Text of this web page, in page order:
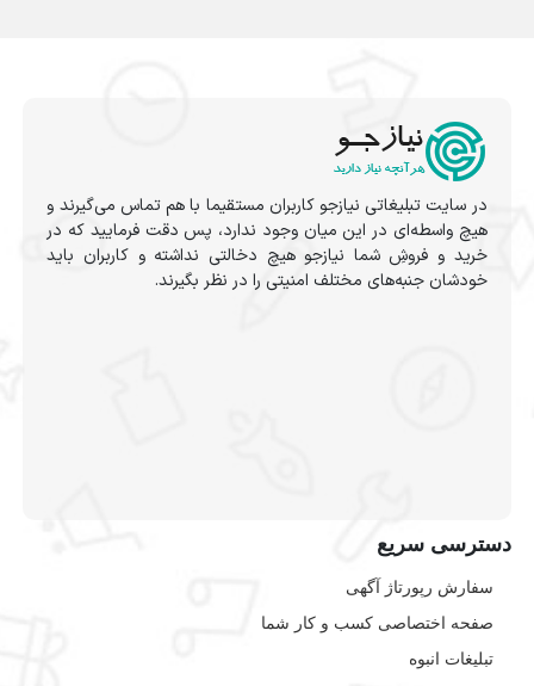
در سایت تبلیغاتی نیازجو کاربران مستقیما با هم تماس می‌گیرند و
هیچ واسطه‌ای در این میان وجود ندارد، پس دقت فرمایید که در
خرید و فروشِ شما نیازجو هیچ دخالتی نداشته و کاربران باید
خودشان جنبه‌های مختلف امنیتی را در نظر بگیرند.
دسترسی سریع
سفارش رپورتاژ آگهی
صفحه اختصاصی کسب و کار شما
تبلیغات انبوه